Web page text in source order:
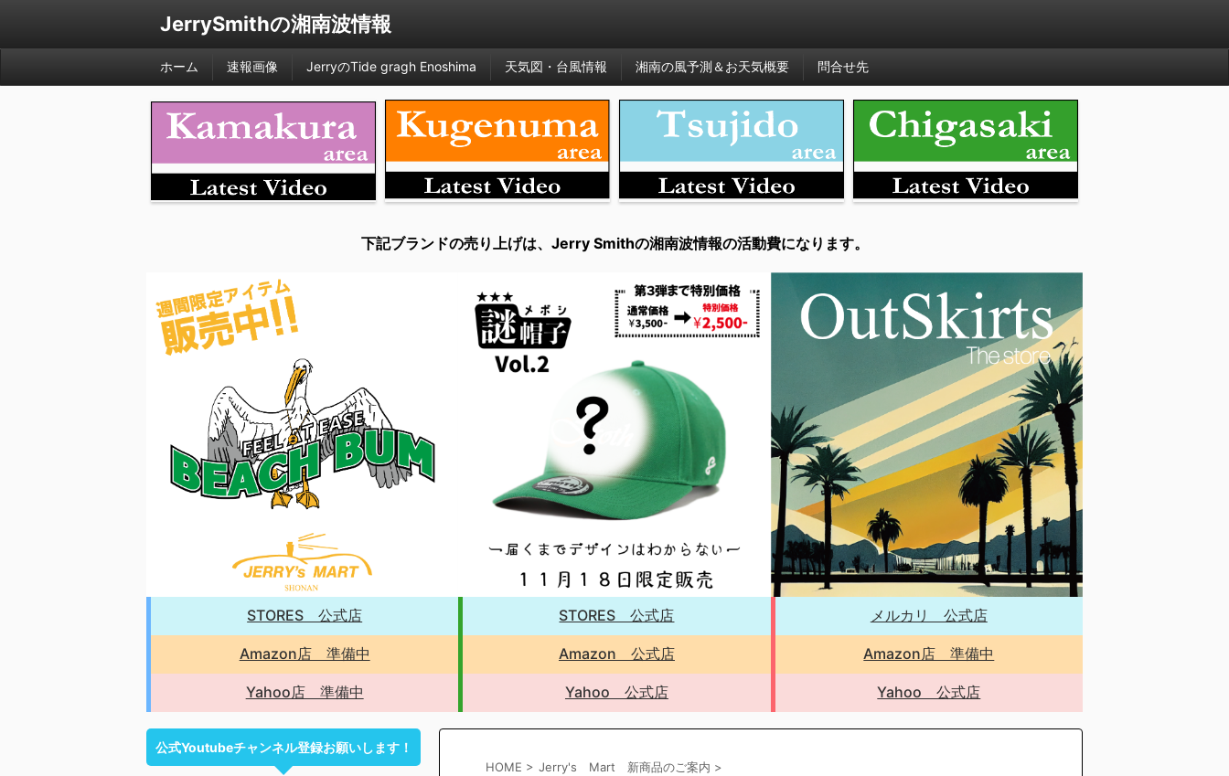
JerrySmithの湘南波情報
ホーム 速報画像 JerryのTide gragh Enoshima 天気図・台風情報 湘南の風予測＆お天気概要 問合せ先
下記ブランドの売り上げは、Jerry Smithの湘南波情報の活動費になります。
STORES 公式店
Amazon店 準備中
Yahoo店 準備中
STORES 公式店
Amazon 公式店
Yahoo 公式店
メルカリ 公式店
Amazon店 準備中
Yahoo 公式店
HOME > Jerry's Mart 新商品のご案内 >
公式Youtubeチャンネル登録お願いします！